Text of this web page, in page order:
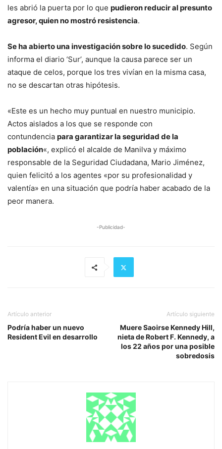
les abrió la puerta por lo que pudieron reducir al presunto
agresor, quien no mostró resistencia.
Se ha abierto una investigación sobre lo sucedido. Según
informa el diario ‘Sur’, aunque la causa parece ser un
ataque de celos, porque los tres vivían en la misma casa,
no se descartan otras hipótesis.
«Este es un hecho muy puntual en nuestro municipio.
Actos aislados a los que se responde con
contundencia para garantizar la seguridad de la
población«, explicó el alcalde de Manilva y máximo
responsable de la Seguridad Ciudadana, Mario Jiménez,
quien felicitó a los agentes «por su profesionalidad y
valentía» en una situación que podría haber acabado de la
peor manera.
-Publicidad-
Artículo anterior
Podría haber un nuevo
Resident Evil en desarrollo
Artículo siguiente
Muere Saoirse Kennedy Hill,
nieta de Robert F. Kennedy, a
los 22 años por una posible
sobredosis